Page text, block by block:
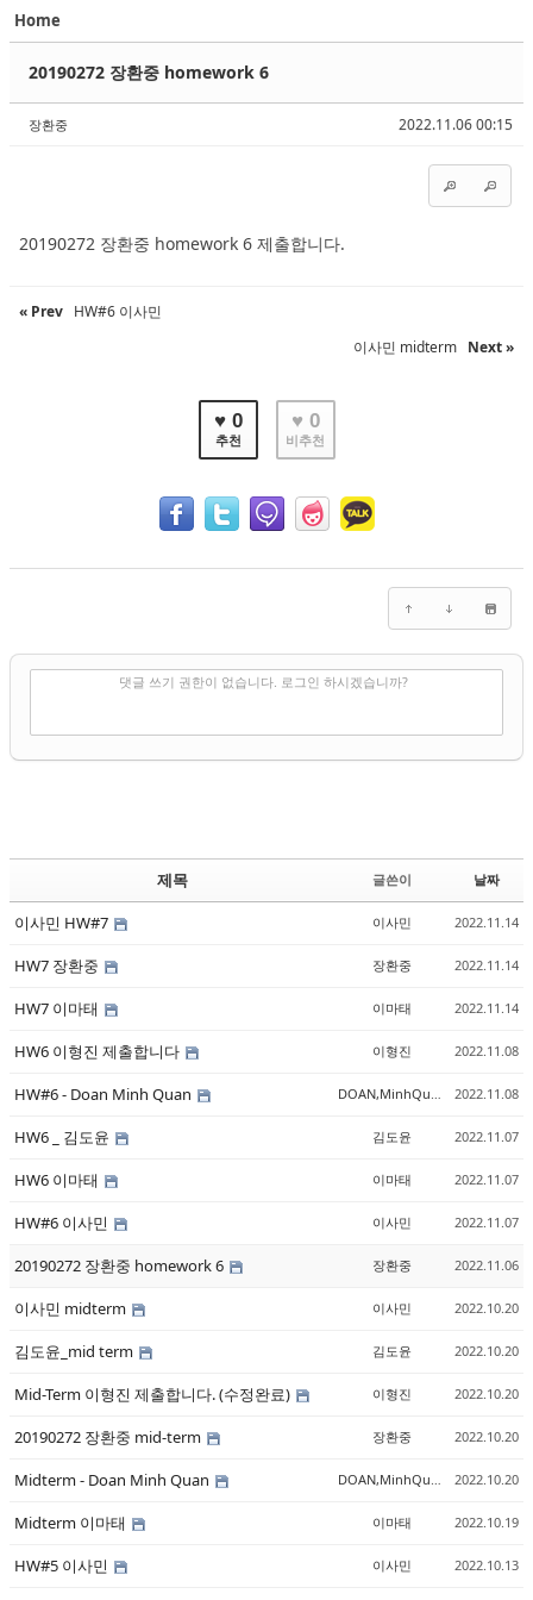
Home
2022.11.06 00:15
20190272 장환중 homework 6
장환중
20190272 장환중 homework 6 제출합니다.
« Prev HW#6 이사민
이사민 midterm Next »
♥ 0
추천
♥ 0
비추천
댓글 쓰기 권한이 없습니다. 로그인 하시겠습니까?
제목 글쓴이 날짜
이사민 HW#7 이사민 2022.11.14
HW7 장환중 장환중 2022.11.14
HW7 이마태 이마태 2022.11.14
HW6 이형진 제출합니다 이형진 2022.11.08
HW#6 - Doan Minh Quan DOAN,MinhQuan 2022.11.08
HW6 _ 김도윤 김도윤 2022.11.07
HW6 이마태 이마태 2022.11.07
HW#6 이사민 이사민 2022.11.07
20190272 장환중 homework 6 장환중 2022.11.06
이사민 midterm 이사민 2022.10.20
김도윤_mid term 김도윤 2022.10.20
Mid-Term 이형진 제출합니다. (수정완료) 이형진 2022.10.20
20190272 장환중 mid-term 장환중 2022.10.20
Midterm - Doan Minh Quan DOAN,MinhQuan 2022.10.20
Midterm 이마태 이마태 2022.10.19
HW#5 이사민 이사민 2022.10.13
Sketchbook5, 스케치북5
Sketchbook5, 스케치북5
Sketchbook5, 스케치북5
Sketchbook5, 스케치북5